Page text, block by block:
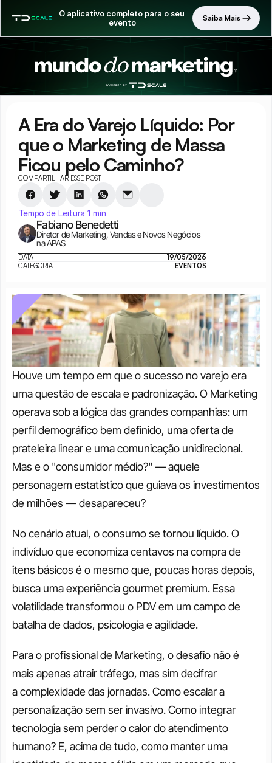
O aplicativo completo para o seu
evento
Saiba Mais
A Era do Varejo Líquido: Por
que o Marketing de Massa
Ficou pelo Caminho?
COMPARTILHAR ESSE POST
Tempo de Leitura 1 min
Fabiano Benedetti
Diretor de Marketing, Vendas e Novos Negócios
na APAS
DATA
19/05/2026
CATEGORIA
EVENTOS
Houve um tempo em que o sucesso no varejo era
uma questão de escala e padronização. O Marketing
operava sob a lógica das grandes companhias: um
perfil demográfico bem definido, uma oferta de
prateleira linear e uma comunicação unidirecional.
Mas e o "consumidor médio?" — aquele
personagem estatístico que guiava os investimentos
de milhões — desapareceu?
No cenário atual, o consumo se tornou líquido. O
indivíduo que economiza centavos na compra de
itens básicos é o mesmo que, poucas horas depois,
busca uma experiência gourmet premium. Essa
volatilidade transformou o PDV em um campo de
batalha de dados, psicologia e agilidade.
Para o profissional de Marketing, o desafio não é
mais apenas atrair tráfego, mas sim decifrar
a complexidade das jornadas. Como escalar a
personalização sem ser invasivo. Como integrar
tecnologia sem perder o calor do atendimento
humano? E, acima de tudo, como manter uma